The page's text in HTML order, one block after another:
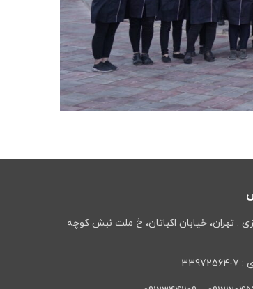
: تهران، خيابان اكباتان، خ ملت نبش كوچه